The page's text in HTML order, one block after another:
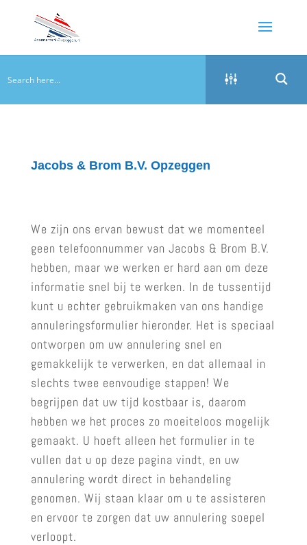
Jacobs & Brom B.V. Opzeggen
We zijn ons ervan bewust dat we momenteel
geen telefoonnummer van Jacobs & Brom B.V.
hebben, maar we werken er hard aan om deze
informatie snel bij te werken. In de tussentijd
kunt u echter gebruikmaken van ons handige
annuleringsformulier hieronder. Het is speciaal
ontworpen om uw annulering snel en
gemakkelijk te verwerken, en dat allemaal in
slechts twee eenvoudige stappen! We
begrijpen dat uw tijd kostbaar is, daarom
hebben we het proces zo moeiteloos mogelijk
gemaakt. U hoeft alleen het formulier in te
vullen dat u op deze pagina vindt, en uw
annulering wordt direct in behandeling
genomen. Wij staan klaar om u te assisteren
en ervoor te zorgen dat uw annulering soepel
verloopt.